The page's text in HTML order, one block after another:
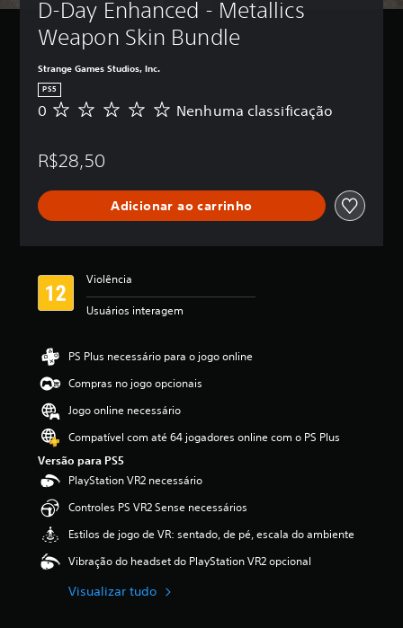
D-Day Enhanced - Metallics
Weapon Skin Bundle
Strange Games Studios, Inc.
PS5
N
h
m
a
s
i
c
ç
ã
o
0 Nenhuma classificação
R$28,50
Adicionar ao carrinho
Violência
Usuários interagem
PS Plus necessário para o jogo online
Compras no jogo opcionais
Jogo online necessário
Compatível com até 64 jogadores online com o PS Plus
Versão para PS5
PlayStation VR2 necessário
Controles PS VR2 Sense necessários
Estilos de jogo de VR: sentado, de pé, escala do ambiente
Vibração do headset do PlayStation VR2 opcional
Visualizar tudo